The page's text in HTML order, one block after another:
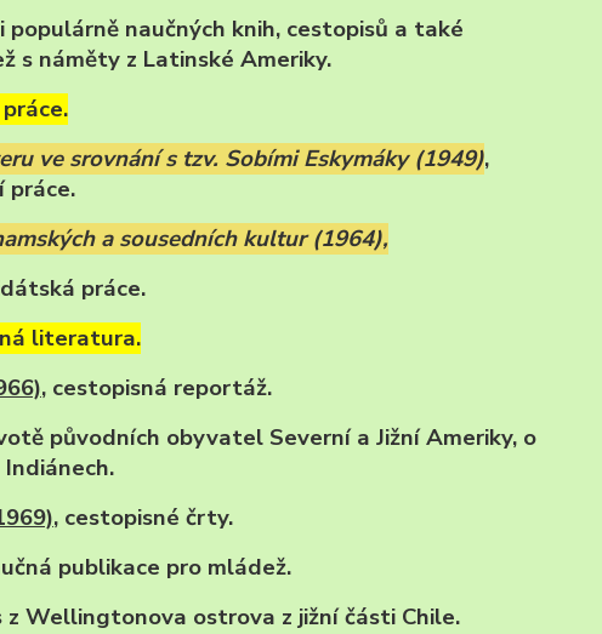
naučných knih, cestopisů a také
s náměty z Latinské Ameriky.
ve srovnání s tzv. Sobími Eskymáky (1949),
práce.
a sousedních kultur (1964),
práce.
literatura.
, cestopisná reportáž.
původních obyvatel Severní a Jižní Ameriky, o
Indiánech.
, cestopisné črty.
publikace pro mládež.
Wellingtonova ostrova z jižní části Chile.